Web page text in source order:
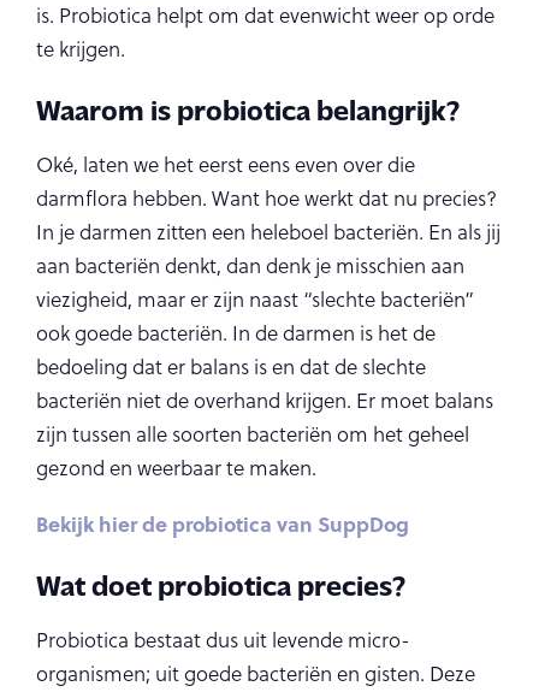
is. Probiotica helpt om dat evenwicht weer op orde
te krijgen.
Waarom is probiotica belangrijk?
Oké, laten we het eerst eens even over die
darmflora hebben. Want hoe werkt dat nu precies?
In je darmen zitten een heleboel bacteriën. En als jij
aan bacteriën denkt, dan denk je misschien aan
viezigheid, maar er zijn naast “slechte bacteriën”
ook goede bacteriën. In de darmen is het de
bedoeling dat er balans is en dat de slechte
bacteriën niet de overhand krijgen. Er moet balans
zijn tussen alle soorten bacteriën om het geheel
gezond en weerbaar te maken.
Bekijk hier de probiotica van SuppDog
Wat doet probiotica precies?
Probiotica bestaat dus uit levende micro-
organismen; uit goede bacteriën en gisten. Deze